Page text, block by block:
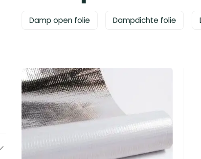
Damp open folie Dampdichte folie